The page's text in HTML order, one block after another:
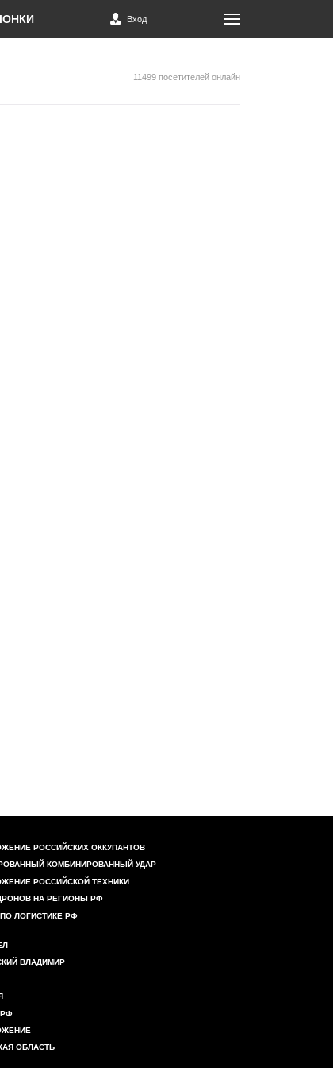
Вход
11499 посетителей онлайн
РОССИЙСКИХ ОККУПАНТОВ
КОМБИНИРОВАННЫЙ УДАР
РОССИЙСКОЙ ТЕХНИКИ
НА РЕГИОНЫ РФ
ЛОГИСТИКЕ РФ
ВЛАДИМИР
ОБЛАСТЬ